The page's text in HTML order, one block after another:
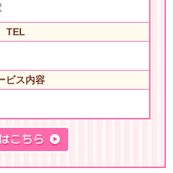
TEL
ビス内容